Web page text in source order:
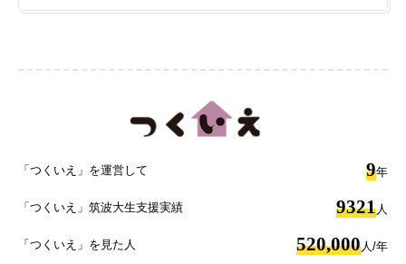
「つくいえ」を運営して 9年
「つくいえ」筑波大生支援実績 9321 人
「つくいえ」を見た人 520,000 人/年